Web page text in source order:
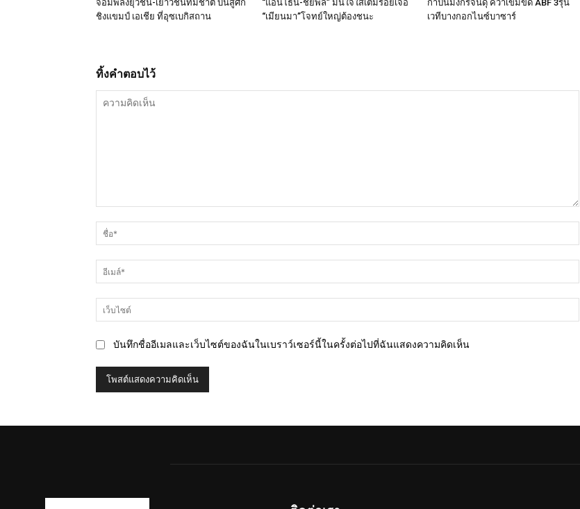
จอมพลังยุวชน-เยาวชนทีมชาติ บินสู้ศึก
ชิงแขมป์ เอเชีย ที่อุซเบกิสถาน
“แอนโธนี-ชัยพล” มั่นใจใส่เต็มร้อยเจอ
“เมียนมา”โจทย์ใหญ่ต้องชนะ
กำปั้นมังกรจีนดุ คว้าเข็มขัด ABF 3รุ่น
เวทีบางกอกไนซ์บาซาร์
ทิ้งคำตอบไว้
คิด
เห็น
บันทึกชื่ออีเมลและเว็บไซต์ของฉันในเบราว์เซอร์นี้ในครั้งต่อไปที่ฉันแสดงความคิดเห็น